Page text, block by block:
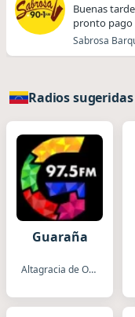
Buenas
pronto pago
Sabrosa
Radios
Guaraña
Altagracia de Orituco